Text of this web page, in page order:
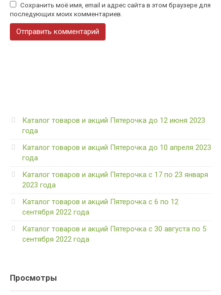
Сохранить моё имя, email и адрес сайта в этом браузере для
последующих моих комментариев.
Каталог товаров и акций Пятерочка до 12 июня 2023
года
Каталог товаров и акций Пятерочка до 10 апреля 2023
года
Каталог товаров и акций Пятерочка с 17 по 23 января
2023 года
Каталог товаров и акций Пятерочка с 6 по 12
сентября 2022 года
Каталог товаров и акций Пятерочка с 30 августа по 5
сентября 2022 года
Просмотры